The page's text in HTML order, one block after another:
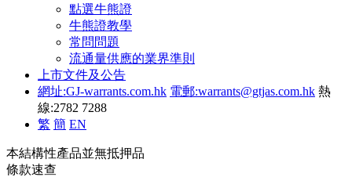
點選牛熊證
牛熊證教學
常問問題
流通量供應的業界準則
上市文件及公告
網址:GJ-warrants.com.hk 電郵:warrants@gtjas.com.hk 熱
線:2782 7288
繁 簡 EN
本結構性產品並無抵押品
條款速查